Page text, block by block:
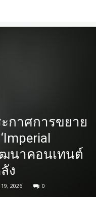
ะกาศการขยาย
ฒนาคอนเทนต์
ง
2026 0